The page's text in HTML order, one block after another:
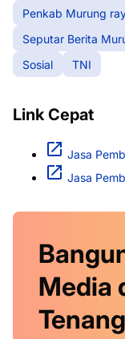
Penkab Murung
Seputar Berita
Sosial
TNI
Link Cepat
Jasa
Jasa
Media